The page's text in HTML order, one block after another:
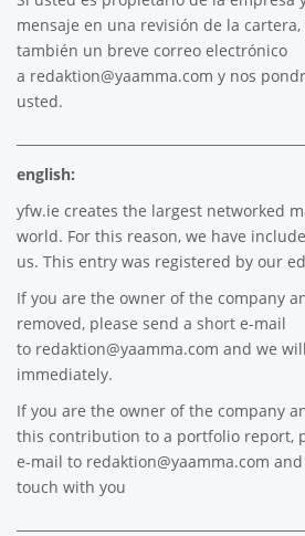
mensaje en una revisión de la
también un breve correo electrónico
a redaktion@yaamma.com y nos
usted.
english:
yfw.ie creates the largest networked
world. For this reason, we have
us. This entry was registered by our
If you are the owner of the company
removed, please send a short e-mail
to redaktion@yaamma.com and we
immediately.
If you are the owner of the company
this contribution to a portfolio report,
e-mail to redaktion@yaamma.com
touch with you